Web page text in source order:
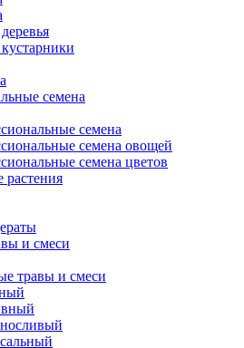
семена
семена
семена овощей
семена цветов
растения
и смеси
травы и смеси